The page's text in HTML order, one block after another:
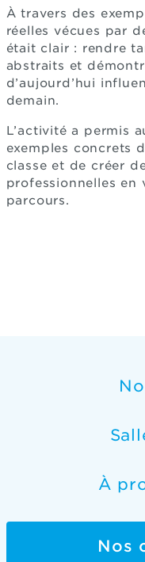
À travers des
réelles vécues par
était clair : rendre
abstraits et
d’aujourd’hui
demain.
L’activité a permis
exemples concrets
classe et de créer
professionnelles en
parcours.
À
Nos